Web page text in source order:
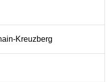
Kreuzberg